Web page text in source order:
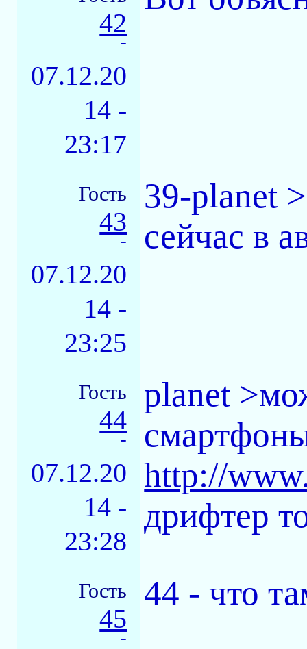
42
-
07.12.20
14 -
23:17
Гость
43
-
07.12.20
14 -
23:25
39-planet
сейчас в
Гость
44
-
07.12.20
14 -
23:28
planet
http://
дрифтер
Гость
45
-
44 - что